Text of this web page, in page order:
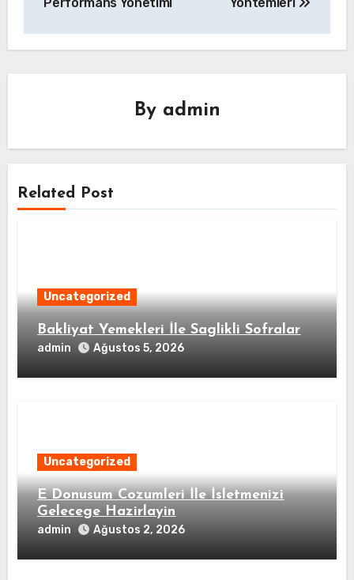
By admin
Related Post
Uncategorized
Bakliyat Yemekleri İle Saglikli Sofralar
admin Ağustos 5, 2026
Uncategorized
E Donusum Cozumleri İle İsletmenizi
Gelecege Hazirlayin
admin Ağustos 2, 2026